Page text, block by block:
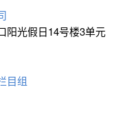
阳光假日14号楼3单元
目组